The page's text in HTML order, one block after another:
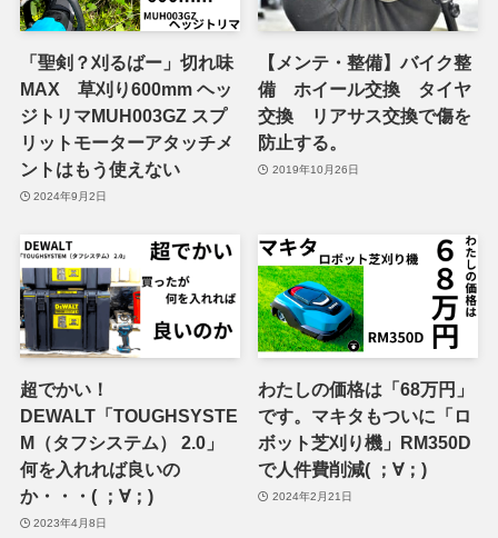
「聖剣？刈るばー」切れ味
MAX 草刈り600mm ヘッ
ジトリマMUH003GZ スプ
リットモーターアタッチメ
ントはもう使えない
2024年9月2日
【メンテ・整備】バイク整
備 ホイール交換 タイヤ
交換 リアサス交換で傷を
防止する。
2019年10月26日
超でかい！
DEWALT「TOUGHSYSTE
M（タフシステム） 2.0」
何を入れれば良いの
か・・・( ；∀；)
2023年4月8日
わたしの価格は「68万円」
です。マキタもついに「ロ
ボット芝刈り機」RM350D
で人件費削減( ；∀；)
2024年2月21日